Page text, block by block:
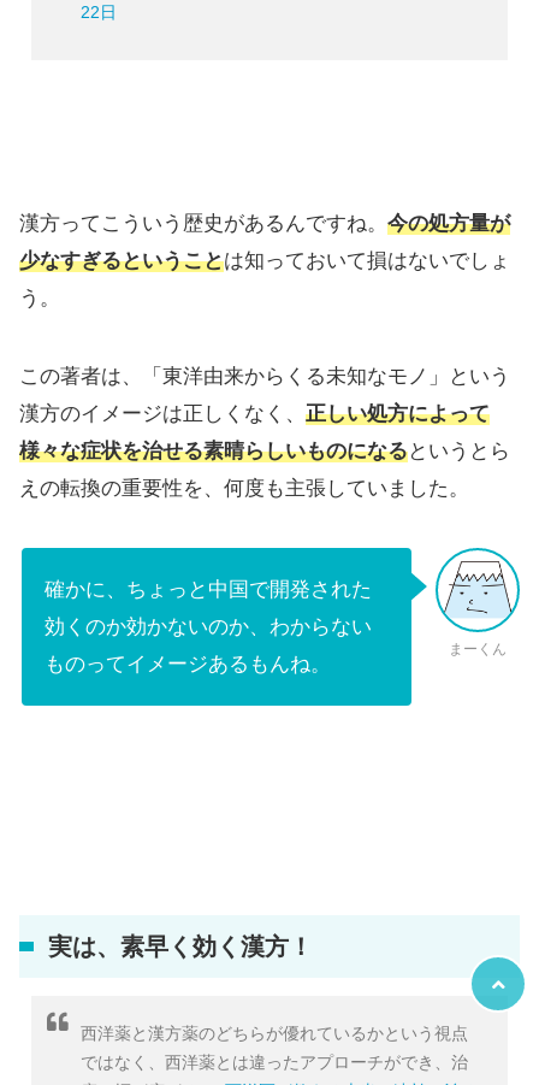
22日
漢方ってこういう歴史があるんですね。 今の処方量が
少なすぎるということは知っておいて損はないでしょ
う。
この著者は、「東洋由来からくる未知なモノ」という
漢方のイメージは正しくなく、 正しい処方によって
様々な症状を治せる素晴らしいものになるというとら
えの転換の重要性を、何度も主張していました。
確かに、ちょっと中国で開発された
効くのか効かないのか、わからない
ものってイメージあるもんね。
まーくん
実は、素早く効く漢方！
西洋薬と漢方薬のどちらが優れているかという視点
ではなく、西洋薬とは違ったアプローチができ、治